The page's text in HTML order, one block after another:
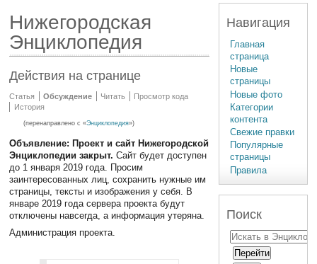
Нижегородская
Энциклопедия
Действия на странице
Статья Обсуждение Читать
Просмотр кода
История
(перенаправлено с «Энциклопедия»)
Объявление: Проект и сайт Нижегородской
Энциклопедии закрыт. Сайт будет доступен
до 1 января 2019 года. Просим
заинтересованных лиц, сохранить нужные им
страницы, тексты и изображения у себя. В
январе 2019 года сервера проекта будут
отключены навсегда, а информация утеряна.
Администрация проекта.
Навигация
Главная
страница
Новые
страницы
Новые фото
Категории
контента
Свежие правки
Популярные
страницы
Правила
Поиск